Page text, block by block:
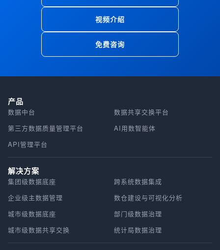
视频介绍
免费咨询
产品
数据中台
数据共享交换平台
第三方数据质量管理平台
AI用数智能体
API管理平台
解决方案
集团级数据底座
跨系统数据集成
企业级主数据管理
数仓建设与可视化分析
城市级数据底座
部门级数据治理
城市级数据共享交换
统计局数据治理